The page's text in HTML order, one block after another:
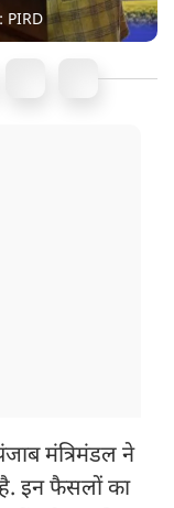
PIRD
मंत्रिमंडल ने
इन फैसलों का